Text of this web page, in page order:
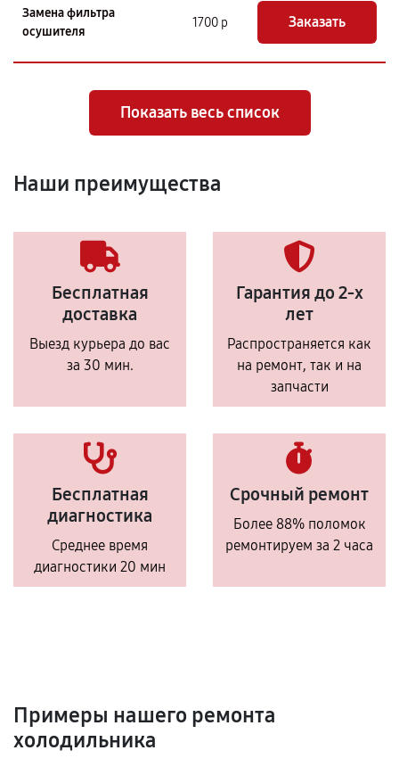
Замена фильтра
осушителя
1700 р Заказать
Показать весь список
Наши преимущества
Бесплатная
доставка
Выезд курьера до вас
за 30 мин.
Гарантия до 2-х
лет
Распространяется как
на ремонт, так и на
запчасти
Бесплатная
диагностика
Среднее время
диагностики 20 мин
Срочный ремонт
Более 88% поломок
ремонтируем за 2 часа
Примеры нашего ремонта
холодильника